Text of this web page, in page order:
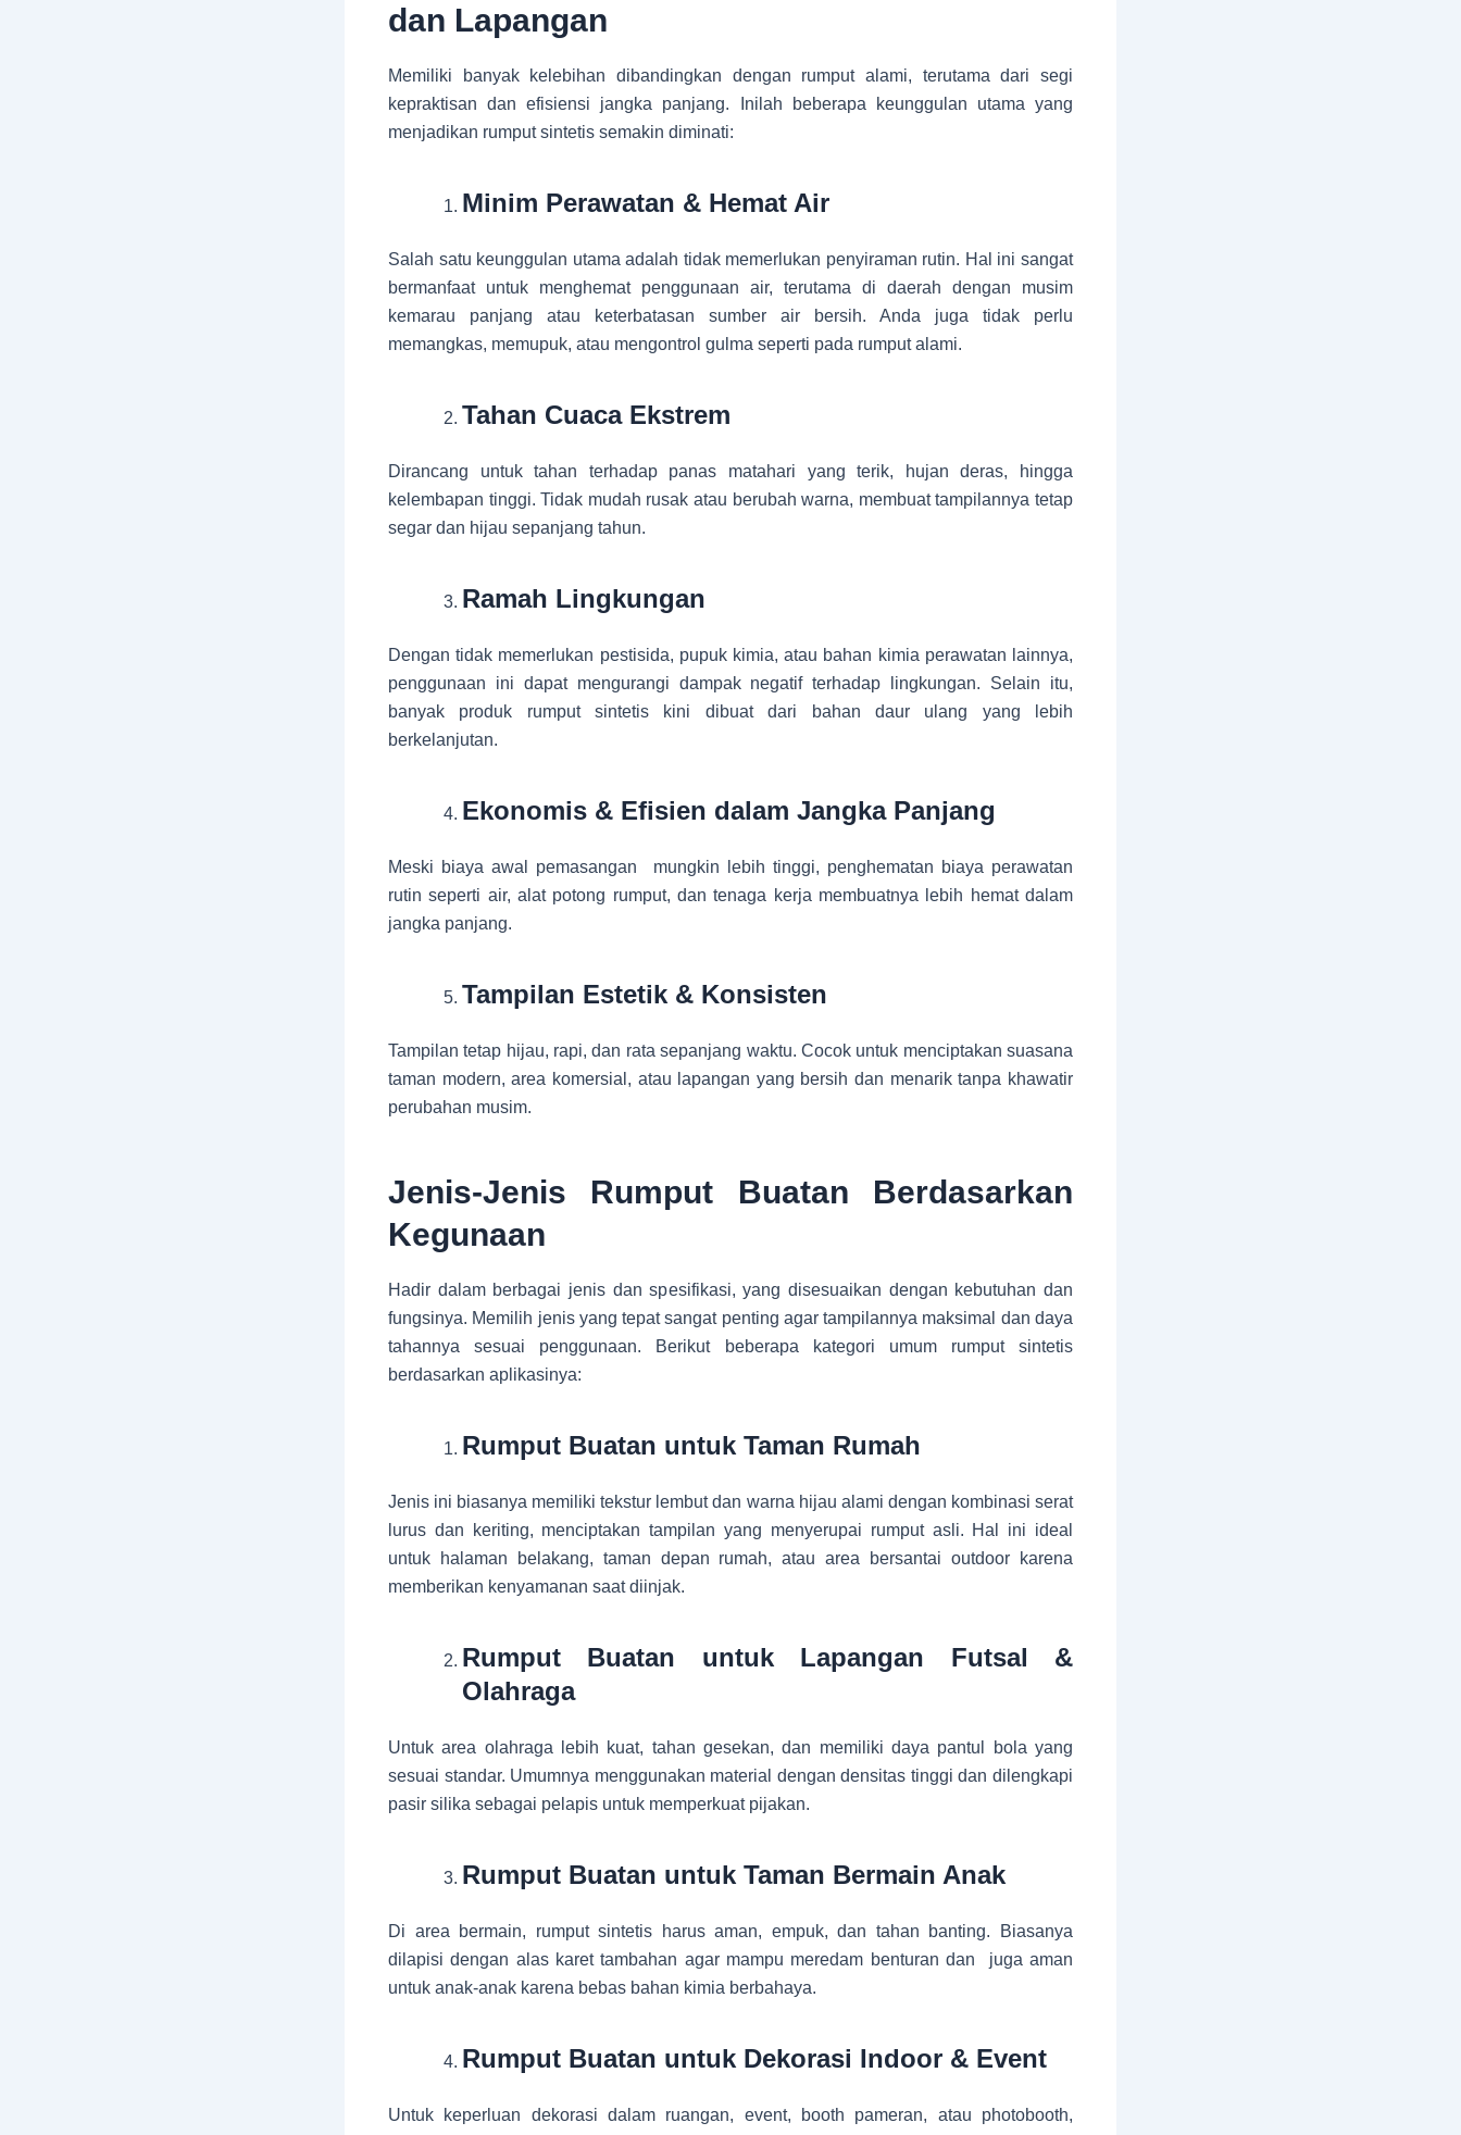
dan Lapangan
Memiliki banyak kelebihan dibandingkan dengan rumput alami, terutama dari segi
kepraktisan dan efisiensi jangka panjang. Inilah beberapa keunggulan utama yang
menjadikan rumput sintetis semakin diminati:
Minim Perawatan & Hemat Air
Salah satu keunggulan utama adalah tidak memerlukan penyiraman rutin. Hal ini sangat
bermanfaat untuk menghemat penggunaan air, terutama di daerah dengan musim
kemarau panjang atau keterbatasan sumber air bersih. Anda juga tidak perlu
memangkas, memupuk, atau mengontrol gulma seperti pada rumput alami.
Tahan Cuaca Ekstrem
Dirancang untuk tahan terhadap panas matahari yang terik, hujan deras, hingga
kelembapan tinggi. Tidak mudah rusak atau berubah warna, membuat tampilannya tetap
segar dan hijau sepanjang tahun.
Ramah Lingkungan
Dengan tidak memerlukan pestisida, pupuk kimia, atau bahan kimia perawatan lainnya,
penggunaan ini dapat mengurangi dampak negatif terhadap lingkungan. Selain itu,
banyak produk rumput sintetis kini dibuat dari bahan daur ulang yang lebih
berkelanjutan.
Ekonomis & Efisien dalam Jangka Panjang
Meski biaya awal pemasangan mungkin lebih tinggi, penghematan biaya perawatan
rutin seperti air, alat potong rumput, dan tenaga kerja membuatnya lebih hemat dalam
jangka panjang.
Tampilan Estetik & Konsisten
Tampilan tetap hijau, rapi, dan rata sepanjang waktu. Cocok untuk menciptakan suasana
taman modern, area komersial, atau lapangan yang bersih dan menarik tanpa khawatir
perubahan musim.
Jenis-Jenis Rumput Buatan Berdasarkan
Kegunaan
Hadir dalam berbagai jenis dan spesifikasi, yang disesuaikan dengan kebutuhan dan
fungsinya. Memilih jenis yang tepat sangat penting agar tampilannya maksimal dan daya
tahannya sesuai penggunaan. Berikut beberapa kategori umum rumput sintetis
berdasarkan aplikasinya:
Rumput Buatan untuk Taman Rumah
Jenis ini biasanya memiliki tekstur lembut dan warna hijau alami dengan kombinasi serat
lurus dan keriting, menciptakan tampilan yang menyerupai rumput asli. Hal ini ideal
untuk halaman belakang, taman depan rumah, atau area bersantai outdoor karena
memberikan kenyamanan saat diinjak.
Rumput Buatan untuk Lapangan Futsal &
Olahraga
Untuk area olahraga lebih kuat, tahan gesekan, dan memiliki daya pantul bola yang
sesuai standar. Umumnya menggunakan material dengan densitas tinggi dan dilengkapi
pasir silika sebagai pelapis untuk memperkuat pijakan.
Rumput Buatan untuk Taman Bermain Anak
Di area bermain, rumput sintetis harus aman, empuk, dan tahan banting. Biasanya
dilapisi dengan alas karet tambahan agar mampu meredam benturan dan juga aman
untuk anak-anak karena bebas bahan kimia berbahaya.
Rumput Buatan untuk Dekorasi Indoor & Event
Untuk keperluan dekorasi dalam ruangan, event, booth pameran, atau photobooth,